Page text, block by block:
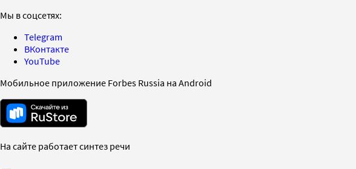
Мы в соцсетях:
Telegram
ВКонтакте
YouTube
Мобильное приложение Forbes Russia на Android
На сайте работает синтез речи